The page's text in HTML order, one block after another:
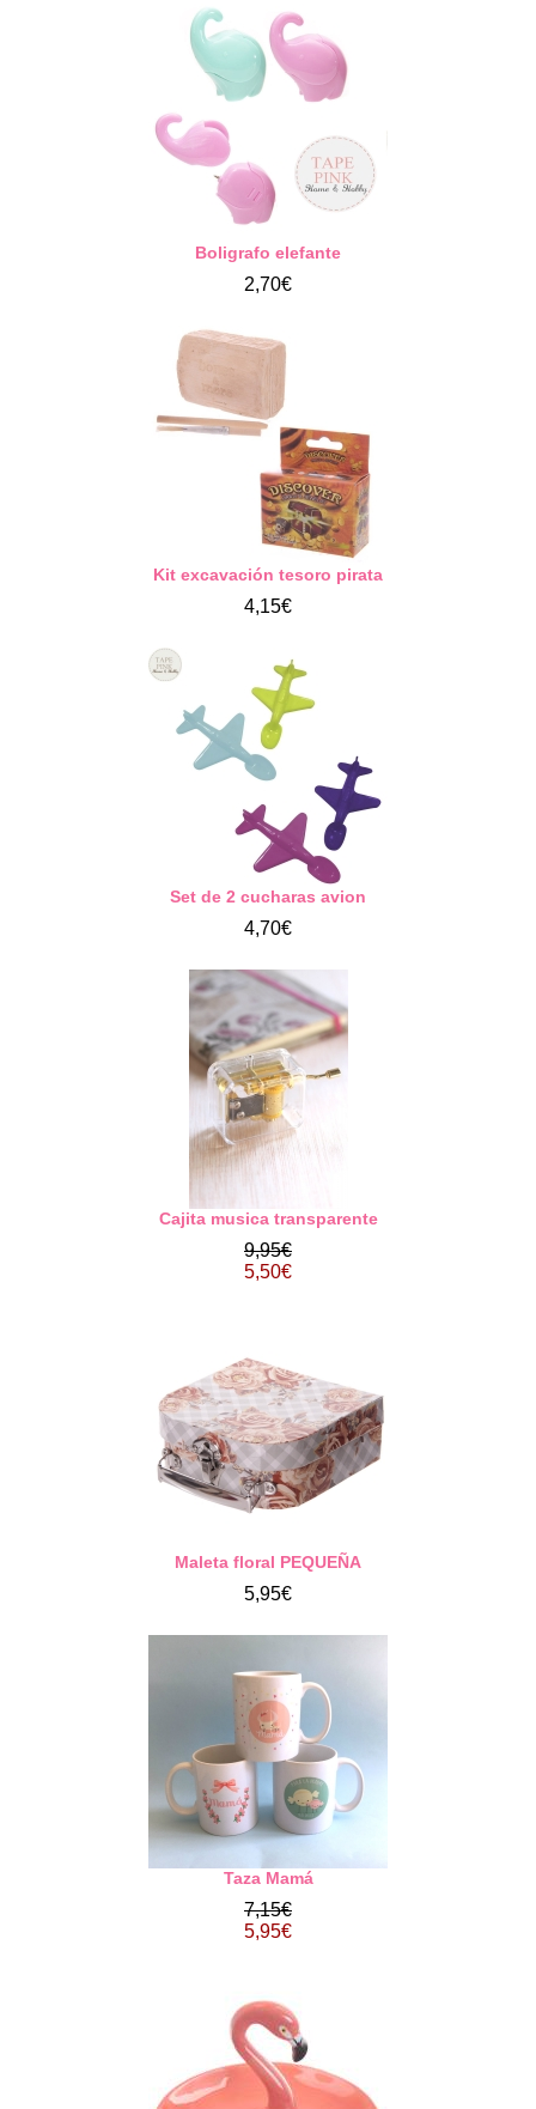
Boligrafo elefante
2,70€
Kit excavación tesoro pirata
4,15€
Set de 2 cucharas avion
4,70€
Cajita musica transparente
9,95€
5,50€
Maleta floral PEQUEÑA
5,95€
Taza Mamá
7,15€
5,95€